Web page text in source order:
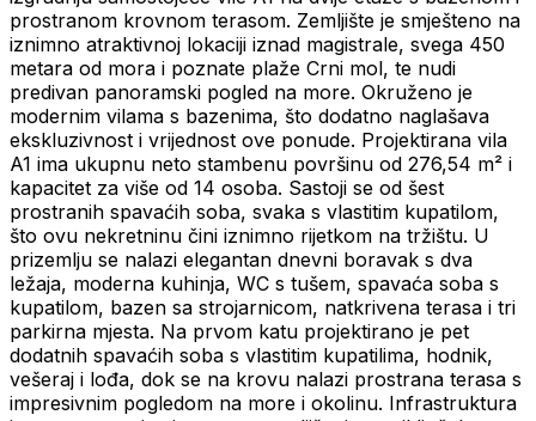
prostranom krovnom terasom. Zemljište je smješteno na
iznimno atraktivnoj lokaciji iznad magistrale, svega 450
metara od mora i poznate plaže Crni mol, te nudi
predivan panoramski pogled na more. Okruženo je
modernim vilama s bazenima, što dodatno naglašava
ekskluzivnost i vrijednost ove ponude. Projektirana vila
A1 ima ukupnu neto stambenu površinu od 276,54 m² i
kapacitet za više od 14 osoba. Sastoji se od šest
prostranih spavaćih soba, svaka s vlastitim kupatilom,
što ovu nekretninu čini iznimno rijetkom na tržištu. U
prizemlju se nalazi elegantan dnevni boravak s dva
ležaja, moderna kuhinja, WC s tušem, spavaća soba s
kupatilom, bazen sa strojarnicom, natkrivena terasa i tri
parkirna mjesta. Na prvom katu projektirano je pet
dodatnih spavaćih soba s vlastitim kupatilima, hodnik,
vešeraj i lođa, dok se na krovu nalazi prostrana terasa s
impresivnim pogledom na more i okolinu. Infrastruktura